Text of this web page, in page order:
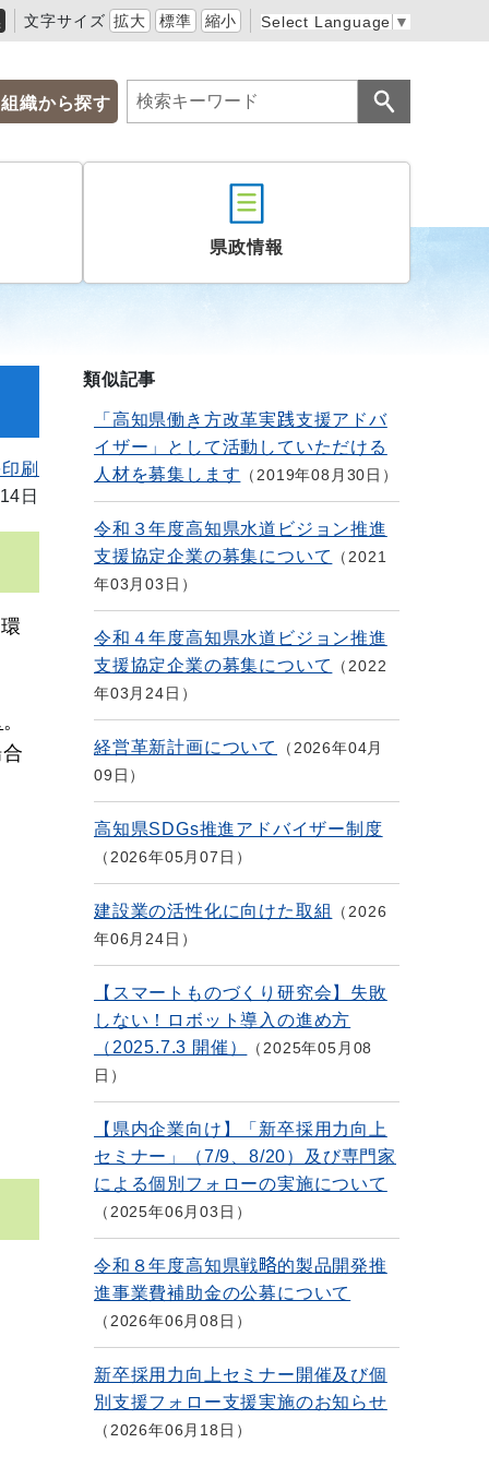
文字サイズ 拡大 標準 縮小 Select Language ▼
組織から探す
県政情報
刷
日
。
類似記事
「高知県働き方改革実践支援アドバ
イザー」として活動していただける
人材を募集します
2019年08月30日
令和３年度高知県水道ビジョン推進
支援協定企業の募集について
2021
年03月03日
令和４年度高知県水道ビジョン推進
支援協定企業の募集について
2022
年03月24日
経営革新計画について
2026年04月
09日
高知県SDGs推進アドバイザー制度
2026年05月07日
建設業の活性化に向けた取組
2026
年06月24日
【スマートものづくり研究会】失敗
しない！ロボット導入の進め方
（2025.7.3 開催）
2025年05月08
日
【県内企業向け】「新卒採用力向上
セミナー」（7/9、8/20）及び専門家
による個別フォローの実施について
2025年06月03日
令和８年度高知県戦略的製品開発推
進事業費補助金の公募について
2026年06月08日
新卒採用力向上セミナー開催及び個
別支援フォロー支援実施のお知らせ
2026年06月18日